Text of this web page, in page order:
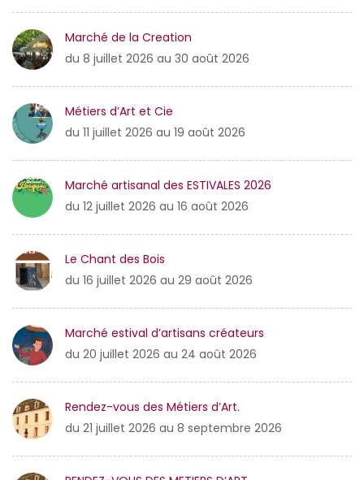
Marché de la Creation
du 8 juillet 2026 au 30 août 2026
Métiers d’Art et Cie
du 11 juillet 2026 au 19 août 2026
Marché artisanal des ESTIVALES 2026
du 12 juillet 2026 au 16 août 2026
Le Chant des Bois
du 16 juillet 2026 au 29 août 2026
Marché estival d’artisans créateurs
du 20 juillet 2026 au 24 août 2026
Rendez-vous des Métiers d’Art.
du 21 juillet 2026 au 8 septembre 2026